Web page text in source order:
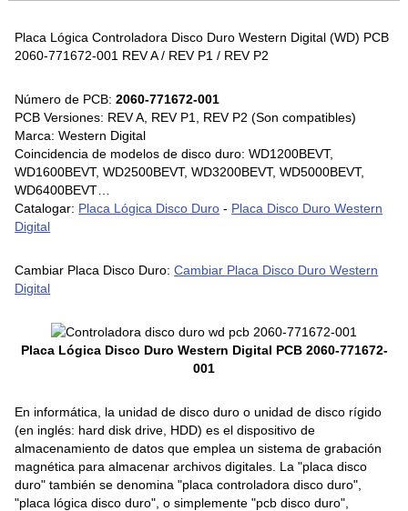
Placa Lógica Controladora Disco Duro Western Digital (WD) PCB
2060-771672-001 REV A / REV P1 / REV P2
Número de PCB:2060-771672-001
PCB Versiones: REV A, REV P1, REV P2 (Son compatibles)
Marca: Western Digital
Coincidencia de modelos de disco duro: WD1200BEVT,
WD1600BEVT, WD2500BEVT, WD3200BEVT, WD5000BEVT,
WD6400BEVT…
Catalogar: Placa Lógica Disco Duro - Placa Disco Duro Western
Digital
Cambiar Placa Disco Duro:Cambiar Placa Disco Duro Western
Digital
Placa Lógica Disco Duro Western Digital PCB 2060-771672-
001
En informática, la unidad de disco duro o unidad de disco rígido
(en inglés: hard disk drive, HDD) es el dispositivo de
almacenamiento de datos que emplea un sistema de grabación
magnética para almacenar archivos digitales. La "placa disco
duro" también se denomina "placa controladora disco duro",
"placa lógica disco duro", o simplemente "pcb disco duro",